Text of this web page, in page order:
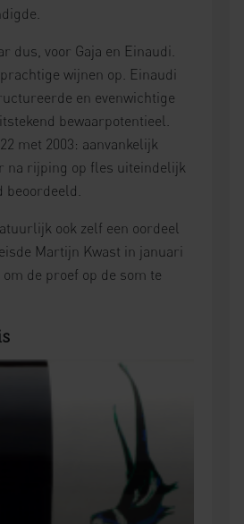
dus, voor Gaja en Einaudi.
wijnen op. Einaudi
en evenwichtige
bewaarpotentieel.
met 2003: aanvankelijk
na rijping op fles uiteindelijk
ook zelf een oordeel
Martijn Kwast in januari
de proef op de som te